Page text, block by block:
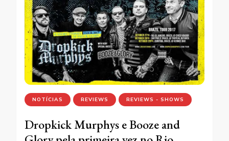
NOTÍCIAS REVIEWS REVIEWS - SHOWS
Dropkick Murphys e Booze and